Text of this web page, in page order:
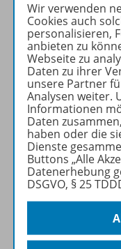
Beschreibung
Zugehörige
Ergänzende
Gratis für Sie!
Wir verwenden
Cookies auch
personalisieren,
anbieten zu
Webseite zu
Daten zu ihrer
unsere Partner
Analysen weiter.
Informationen
Daten
haben oder die
Dienste
Buttons „Alle
Datenerhebung
DSGVO, § 25